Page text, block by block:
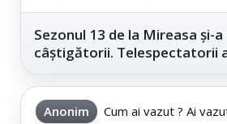
Sezonul 13 de la Mireasa și-
câștigătorii. Telespectatorii
Anonim
Cum ai vazut ? Ai